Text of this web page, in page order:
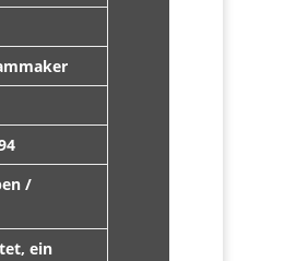
/
ein